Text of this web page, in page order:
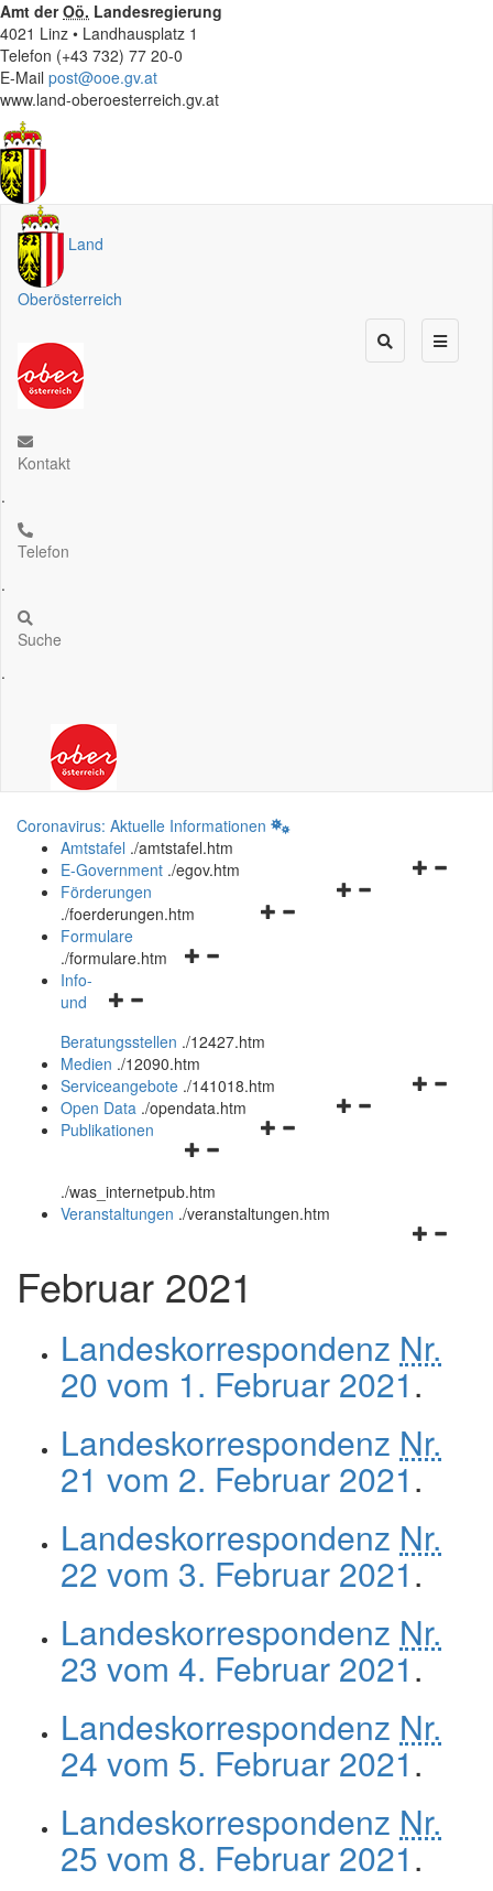
Amt derOö. Landesregierung
4021 Linz • Landhausplatz 1
Telefon (+43 732) 77 20-0
E-Mail post@ooe.gv.at
www.land-oberoesterreich.gv.at
Land
Oberösterreich
Kontakt
.
Telefon
.
Suche
.
Coronavirus: Aktuelle Informationen
Amtstafel ./amtstafel.htm
Navigationsmenü
E-Government ./egov.htm
Navigationsmenü
Förderungen
./foerderungen.htm
Navigationsmenü
Formulare
./formulare.htm
Navigationsmenü
und
schließen
Info-
und
Beratungsstellen ./12427.htm
Medien ./12090.htm
Navigationsmenü
Serviceangebote ./141018.htm
Navigationsmenü
Open Data ./opendata.htm
Navigationsmenü
und
schließen
Publikationen
./was_internetpub.htm
Veranstaltungen ./veranstaltungen.htm
Februar 2021
Landeskorrespondenz Nr.
20 vom 1. Februar 2021.
Landeskorrespondenz Nr.
21 vom 2. Februar 2021.
Landeskorrespondenz Nr.
22 vom 3. Februar 2021.
Landeskorrespondenz Nr.
23 vom 4. Februar 2021.
Landeskorrespondenz Nr.
24 vom 5. Februar 2021.
Landeskorrespondenz Nr.
25 vom 8. Februar 2021.